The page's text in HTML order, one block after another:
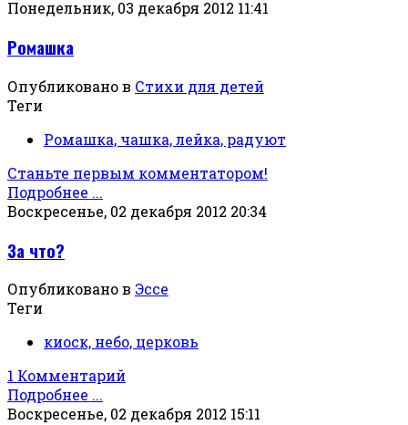
Понедельник, 03 декабря 2012 11:41
Ромашка
Опубликовано в Стихи для детей
Теги
Ромашка, чашка, лейка, радуют
Станьте первым комментатором!
Подробнее ...
Воскресенье, 02 декабря 2012 20:34
За что?
Опубликовано в Эссе
Теги
киоск, небо, церковь
1 Комментарий
Подробнее ...
Воскресенье, 02 декабря 2012 15:11